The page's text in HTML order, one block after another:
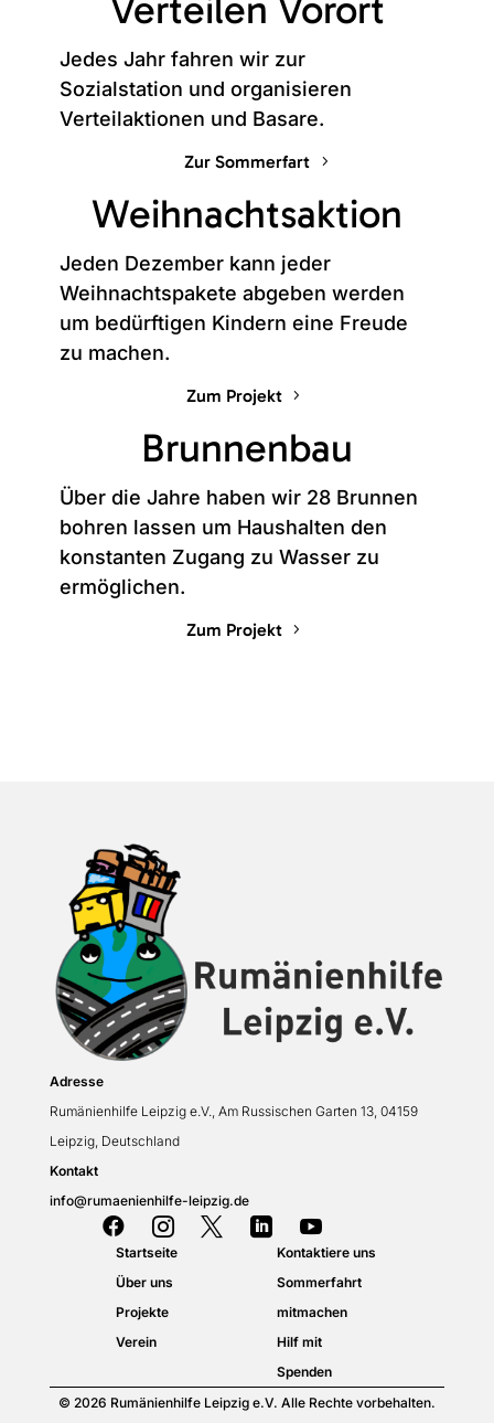
Jedes Jahr fahren wir zur
Sozialstation und organisieren
Verteilaktionen und Basare.
Zur Sommerfart
Weihnachtsaktion
Jeden Dezember kann jeder
Weihnachtspakete abgeben werden
um bedürftigen Kindern eine Freude
zu machen.
Zum Projekt
Brunnenbau
Über die Jahre haben wir 28 Brunnen
bohren lassen um Haushalten den
konstanten Zugang zu Wasser zu
ermöglichen.
Zum Projekt
Adresse
Rumänienhilfe Leipzig e.V., Am Russischen Garten 13, 04159
Leipzig, Deutschland
Kontakt
info@rumaenienhilfe-leipzig.de
    
Startseite
Über uns
Projekte
Verein
Kontaktiere uns
Sommerfahrt
mitmachen
Hilf mit
Spenden
© 2026 Rumänienhilfe Leipzig e.V. Alle Rechte vorbehalten.